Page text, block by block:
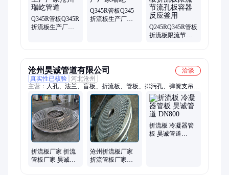
Q345R管板Q345R
折流板生产厂家
Q345R管板Q345
折流板生产厂家
Q245RQ345R管板
折流板限流节流
沧州昊诚管道有限公司
洽谈
真实性已核验 河北沧州
主营： 人孔、法兰、盲板、折流板、管板、排污孔、弹簧支吊
架、管托、补偿器、风门、弯头、罩型通气管、绝缘接头、防水
套管、隔热管托、可调缩孔、混合器
折流板厂家 折流
管板厂家 昊诚管
沧州折流板厂家
折流管板厂家昊
折流板 冷凝器管
板 昊诚管道